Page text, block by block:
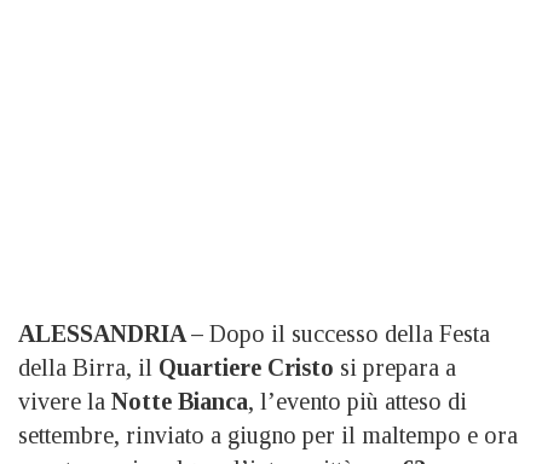
ALESSANDRIA – Dopo il successo della Festa
della Birra, il Quartiere Cristo si prepara a
vivere la Notte Bianca, l’evento più atteso di
settembre, rinviato a giugno per il maltempo e ora